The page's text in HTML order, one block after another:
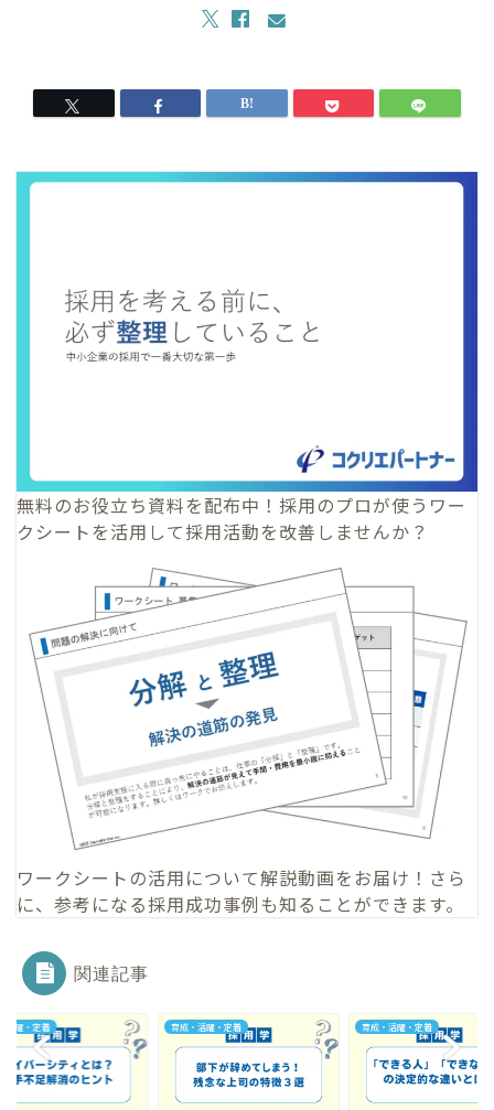
無料のお役立ち資料を配布中！採用のプロが使うワー
クシートを活用して採用活動を改善しませんか？
ワークシートの活用について解説動画をお届け！さら
に、参考になる採用成功事例も知ることができます。
関連記事
活躍・定着 育成・活躍・定着 育成・活躍・定着